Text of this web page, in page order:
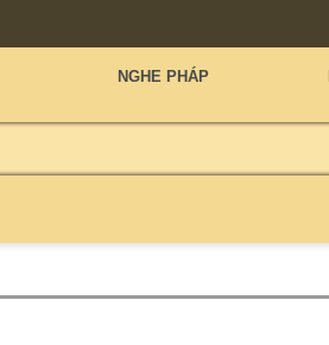
NGHE PHÁP